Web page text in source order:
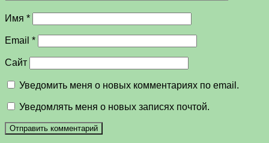
Имя *
Email *
Сайт
Уведомить меня о новых комментариях по email.
Уведомлять меня о новых записях почтой.